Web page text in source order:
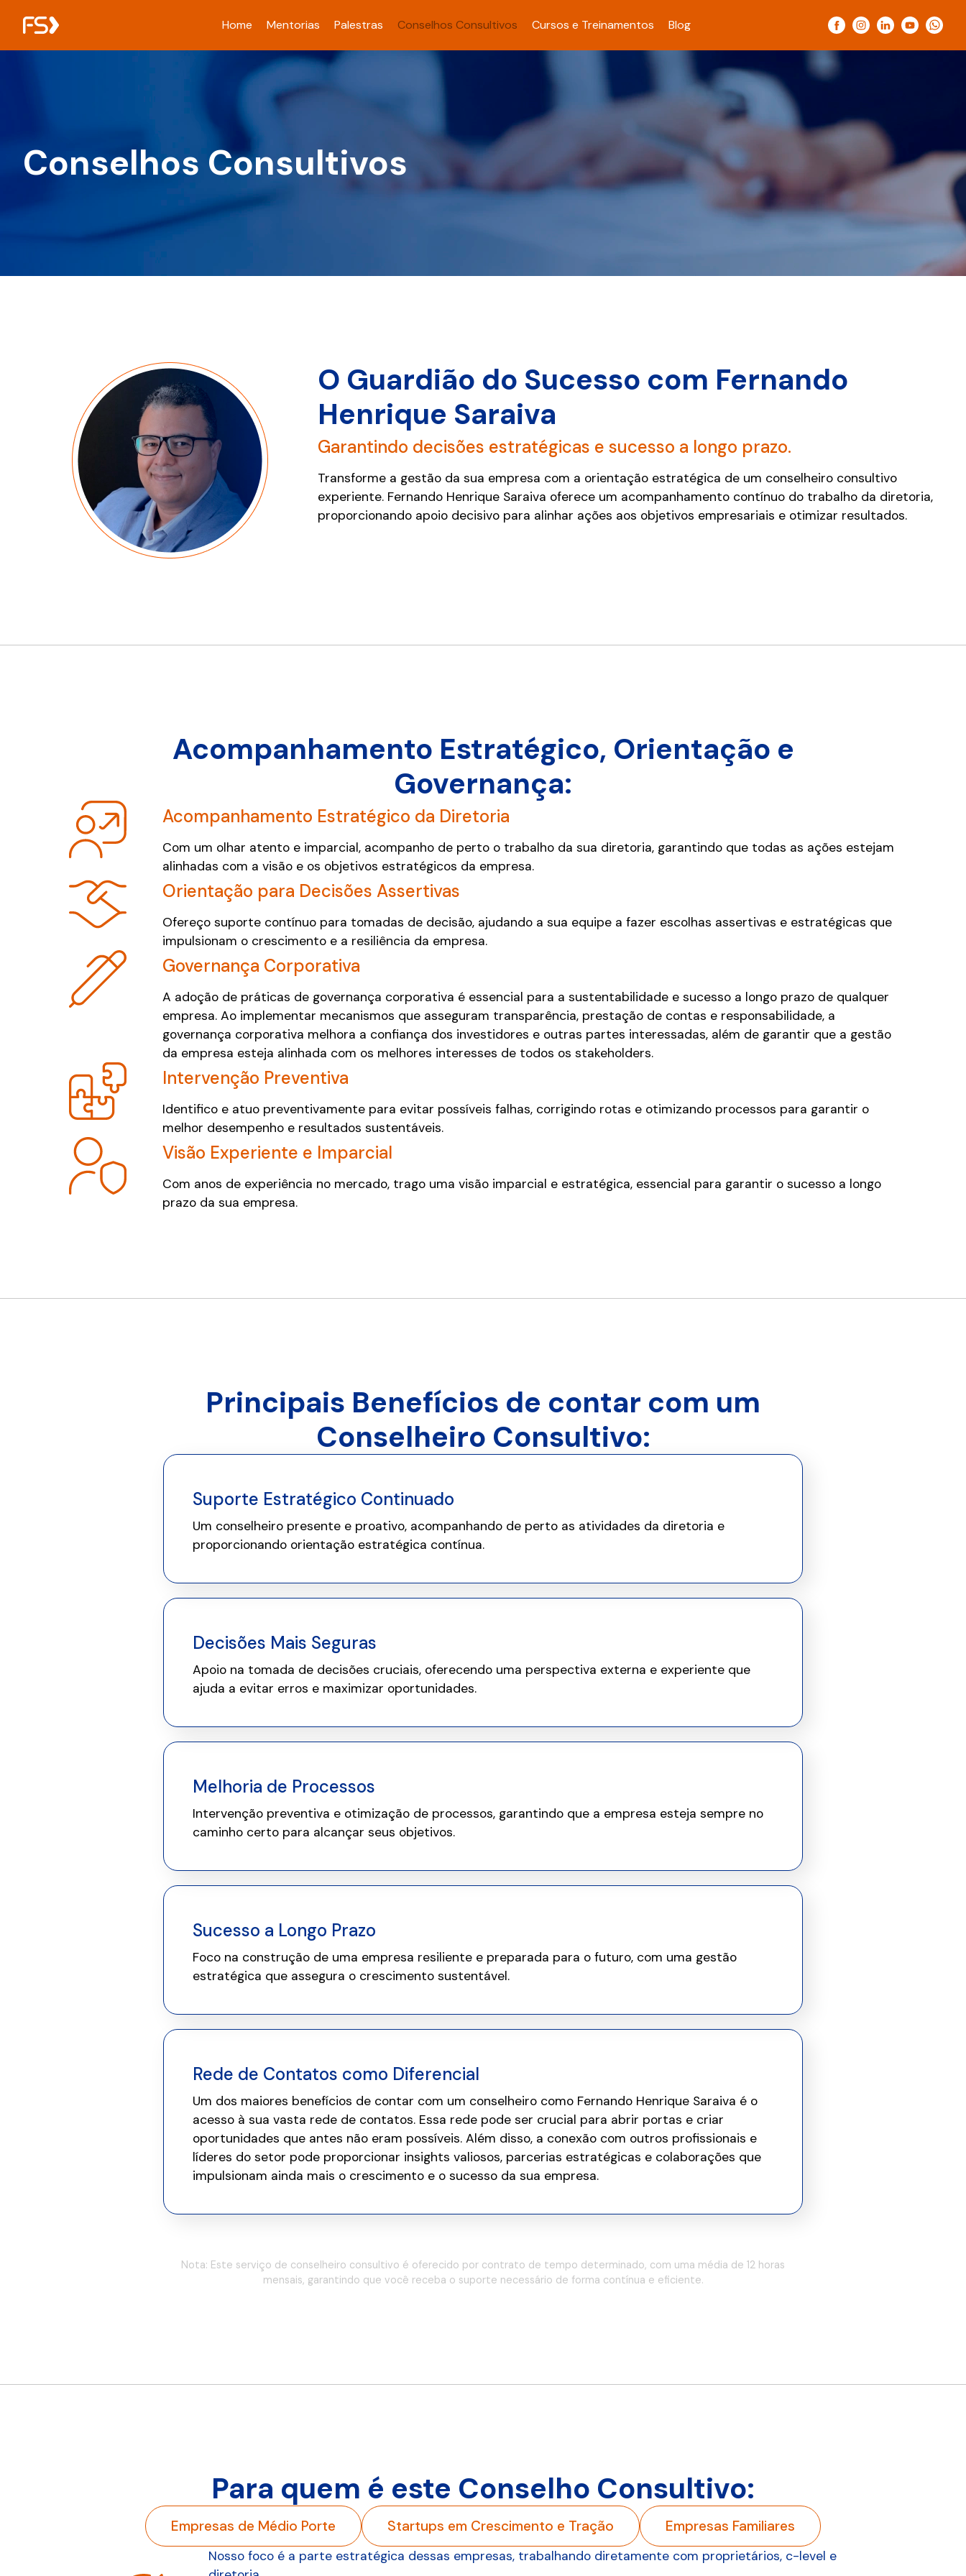
Home Mentorias Palestras Conselhos Consultivos Cursos e Treinamentos Blog
Conselhos Consultivos
O Guardião do Sucesso com Fernando
Henrique Saraiva
Garantindo decisões estratégicas e sucesso a longo prazo.
Transforme a gestão da sua empresa com a orientação estratégica de um conselheiro consultivo
experiente. Fernando Henrique Saraiva oferece um acompanhamento contínuo do trabalho da diretoria,
proporcionando apoio decisivo para alinhar ações aos objetivos empresariais e otimizar resultados.
Acompanhamento Estratégico, Orientação e
Governança:
Acompanhamento Estratégico da Diretoria
Com um olhar atento e imparcial, acompanho de perto o trabalho da sua diretoria, garantindo que todas as ações estejam
alinhadas com a visão e os objetivos estratégicos da empresa.
Orientação para Decisões Assertivas
Ofereço suporte contínuo para tomadas de decisão, ajudando a sua equipe a fazer escolhas assertivas e estratégicas que
impulsionam o crescimento e a resiliência da empresa.
Governança Corporativa
A adoção de práticas de governança corporativa é essencial para a sustentabilidade e sucesso a longo prazo de qualquer
empresa. Ao implementar mecanismos que asseguram transparência, prestação de contas e responsabilidade, a
governança corporativa melhora a confiança dos investidores e outras partes interessadas, além de garantir que a gestão
da empresa esteja alinhada com os melhores interesses de todos os stakeholders.
Intervenção Preventiva
Identifico e atuo preventivamente para evitar possíveis falhas, corrigindo rotas e otimizando processos para garantir o
melhor desempenho e resultados sustentáveis.
Visão Experiente e Imparcial
Com anos de experiência no mercado, trago uma visão imparcial e estratégica, essencial para garantir o sucesso a longo
prazo da sua empresa.
Principais Benefícios de contar com um
Conselheiro Consultivo:
Suporte Estratégico Continuado
Um conselheiro presente e proativo, acompanhando de perto as atividades da diretoria e
proporcionando orientação estratégica contínua.
Decisões Mais Seguras
Apoio na tomada de decisões cruciais, oferecendo uma perspectiva externa e experiente que
ajuda a evitar erros e maximizar oportunidades.
Melhoria de Processos
Intervenção preventiva e otimização de processos, garantindo que a empresa esteja sempre no
caminho certo para alcançar seus objetivos.
Sucesso a Longo Prazo
Foco na construção de uma empresa resiliente e preparada para o futuro, com uma gestão
estratégica que assegura o crescimento sustentável.
Rede de Contatos como Diferencial
Um dos maiores benefícios de contar com um conselheiro como Fernando Henrique Saraiva é o
acesso à sua vasta rede de contatos. Essa rede pode ser crucial para abrir portas e criar
oportunidades que antes não eram possíveis. Além disso, a conexão com outros profissionais e
líderes do setor pode proporcionar insights valiosos, parcerias estratégicas e colaborações que
impulsionam ainda mais o crescimento e o sucesso da sua empresa.
Nota: Este serviço de conselheiro consultivo é oferecido por contrato de tempo determinado, com uma média de 12 horas
mensais, garantindo que você receba o suporte necessário de forma contínua e eficiente.
Para quem é este Conselho Consultivo:
Empresas de Médio Porte Startups em Crescimento e Tração Empresas Familiares
Nosso foco é a parte estratégica dessas empresas, trabalhando diretamente com proprietários, c-level e